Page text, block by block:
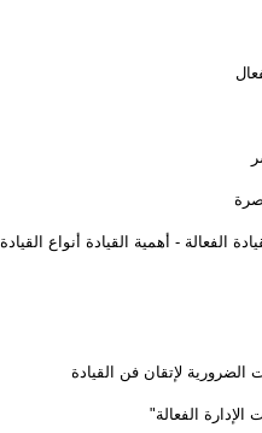
الفعالة - أهمية القيادة أنواع القيادة
الضرورية لإتقان فن القيادة
الإدارة الفعالة"